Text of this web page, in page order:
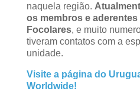
naquela região.
os membros e
Focolares, e muito
tiveram contatos com a
unidade.
Visite a página do
Worldwide!